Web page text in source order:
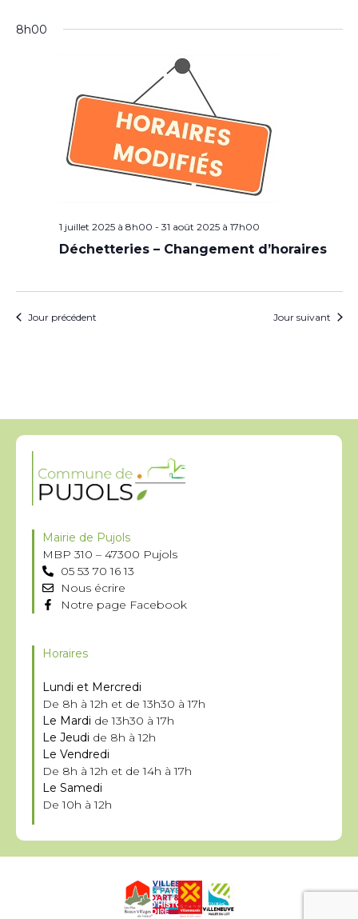
8h00
1 juillet 2025 à 8h00 - 31 août 2025 à 17h00
Déchetteries – Changement d’horaires
Jour précédent Jour suivant
Mairie de Pujols
MBP 310 – 47300 Pujols
05 53 70 16 13
Nous écrire
Notre page Facebook
Horaires
Lundi et Mercredi
De 8h à 12h et de 13h30 à 17h
Le Mardi de 13h30 à 17h
Le Jeudi de 8h à 12h
Le Vendredi
De 8h à 12h et de 14h à 17h
Le Samedi
De 10h à 12h